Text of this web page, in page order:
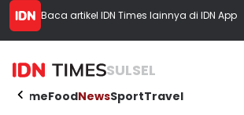
Baca artikel IDN Times lainnya di IDN App
SULSEL
HomeFoodNewsSportTravel